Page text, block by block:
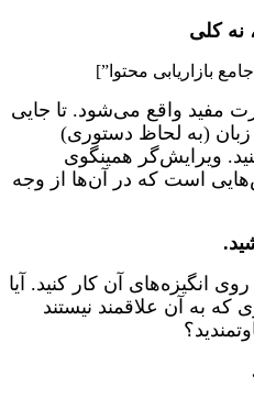
نه کلی
مفید واقع می‌شود. تا جایی
زبان (به لحاظ دستوری)
ویرایش‌گر همینگوی
است که در آن‌ها از وجه
انگیزه‌های آن کار کنید. آیا
که به آن علاقمند نیستند